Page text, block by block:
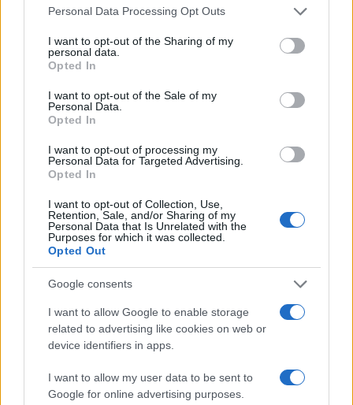
Please note that this website/app uses one or more Google
not limited to your visit or usage behaviour. You may click to
grant or deny consent to Google and its third-party tags to
use your data for below specified purposes in below Google
consent section.
Personal Data Processing Opt Outs
I want to opt-out of the Sharing of my
personal data.
Opted In
I want to opt-out of the Sale of my
Personal Data.
Opted In
I want to opt-out of processing my
Personal Data for Targeted Advertising.
Opted In
I want to opt-out of Collection, Use,
Retention, Sale, and/or Sharing of my
Personal Data that Is Unrelated with the
Purposes for which it was collected.
Opted Out
Google consents
I want to allow Google to enable storage
related to advertising like cookies on web or
device identifiers in apps.
I want to allow my user data to be sent to
Google for online advertising purposes.
Kinza Babylon Staked BTC
(KBTC)
$83,270.00
Stride Staked Injective
(STINJ)
$16.49
FibSwap DEX
EquityPay
(EQPAY)
$0.056
(BTC)
(VNST)